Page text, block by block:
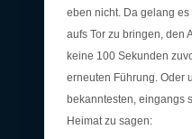
eben nicht. Da gelang es
aufs Tor zu bringen, den
keine 100 Sekunden
erneuten Führung. Oder
bekanntesten, eingangs
Heimat zu sagen: